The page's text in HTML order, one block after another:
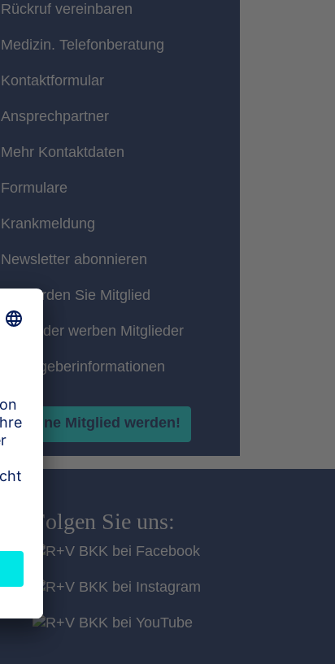
Rückruf vereinbaren
Medizin. Telefonberatung
Kontaktformular
Ansprechpartner
Mehr Kontaktdaten
Formulare
Krankmeldung
Newsletter abonnieren
So werden Sie Mitglied
Mitglieder werben Mitglieder
Arbeitgeberinformationen
Online Mitglied werden!
Folgen Sie uns: